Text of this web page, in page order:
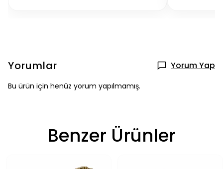
Yorumlar Yorum Yap
Bu ürün için henüz yorum yapılmamış.
Benzer Ürünler